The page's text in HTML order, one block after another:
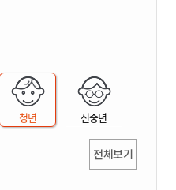
청년 신중년
전체보기